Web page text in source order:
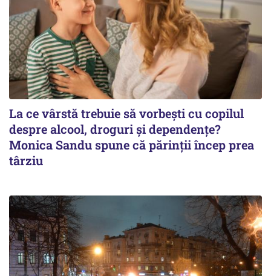
La ce vârstă trebuie să vorbești cu copilul
despre alcool, droguri și dependențe?
Monica Sandu spune că părinții încep prea
târziu